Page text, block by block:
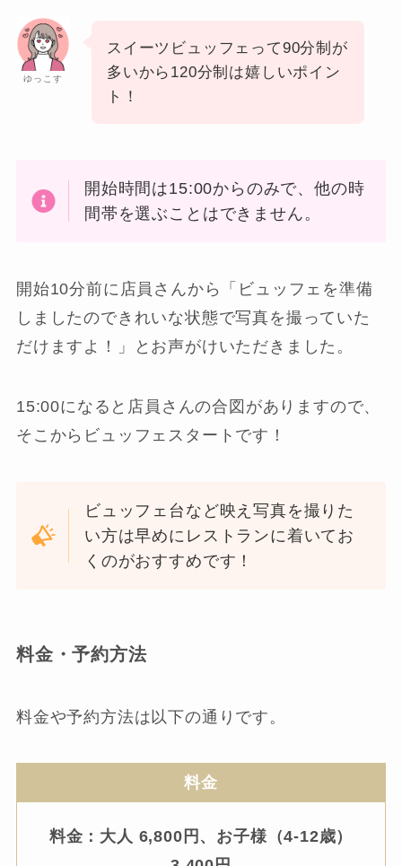
ゆっこす
スイーツビュッフェって90分制が
多いから120分制は嬉しいポイン
ト！
開始時間は15:00からのみで、他の時
間帯を選ぶことはできません。
開始10分前に店員さんから「ビュッフェを準備
しましたのできれいな状態で写真を撮っていた
だけますよ！」とお声がけいただきました。
15:00になると店員さんの合図がありますので、
そこからビュッフェスタートです！
ビュッフェ台など映え写真を撮りた
い方は早めにレストランに着いてお
くのがおすすめです！
料金・予約方法
料金や予約方法は以下の通りです。
料金
料金：大人 6,800円、お子様（4-12歳）